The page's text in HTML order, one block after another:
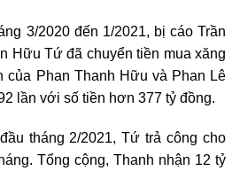
3/2020 đến 1/2021, bị cáo Trần
Hữu Tứ đã chuyển tiền mua xăng
của Phan Thanh Hữu và Phan Lê
lần với số tiền hơn 377 tỷ đồng.
tháng 2/2021, Tứ trả công cho
Tổng cộng, Thanh nhận 12 tỷ